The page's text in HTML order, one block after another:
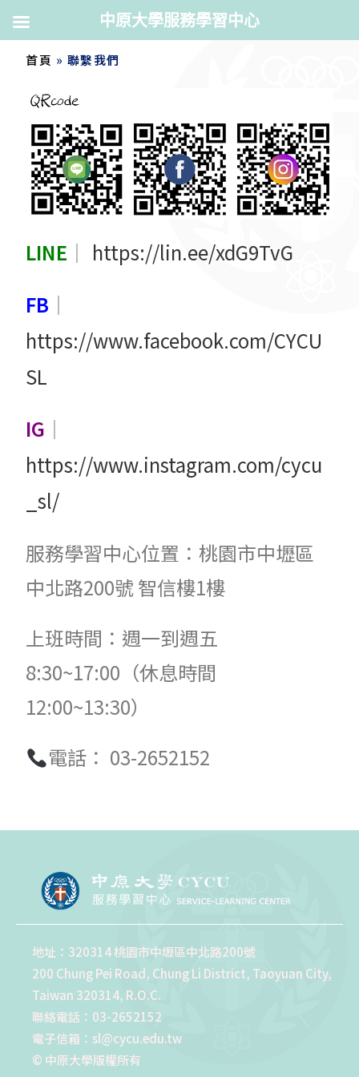
首頁 » 聯繫我們
LINE
https://lin.ee/xdG9TvG
FB
https://www.facebook.com/CYCU
SL
IG
https://www.instagram.com/cycu
_sl/
服務學習中心位置：桃園市中壢區
中北路200號 智信樓1樓
上班時間：週一到週五
8:30~17:00（休息時間
12:00~13:30）
電話： 03-2652152
地址：320314 桃園市中壢區中北路200號
200 Chung Pei Road, Chung Li District, Taoyuan City,
Taiwan 320314, R.O.C.
聯絡電話：03-2652152
電子信箱：sl@cycu.edu.tw
© 中原大學版權所有
中原大學服務學習中心